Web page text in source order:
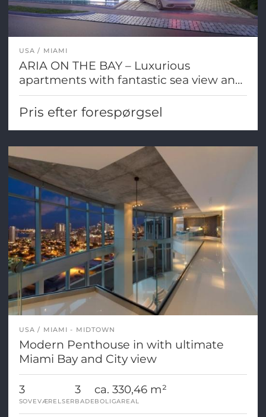
USA MIAMI
ARIA ON THE BAY – Luxurious
apartments with fantastic sea view and
Miami city views
Pris efter forespørgsel
USA MIAMI - MIDTOWN
Modern Penthouse in with ultimate
Miami Bay and City view
3
SOVEVÆRELSER
3
BADE
ca. 330,46 m²
BOLIGAREAL